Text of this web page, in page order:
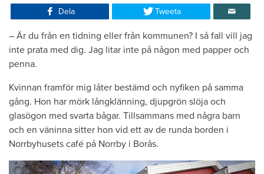
Dela Tweeta
– Är du från en tidning eller från kommunen? I så fall vill jag
inte prata med dig. Jag litar inte på någon med papper och
penna.
Kvinnan framför mig låter bestämd och nyfiken på samma
gång. Hon har mörk långklänning, djupgrön slöja och
glasögon med svarta bågar. Tillsammans med några barn
och en väninna sitter hon vid ett av de runda borden i
Norrbyhusets café på Norrby i Borås.